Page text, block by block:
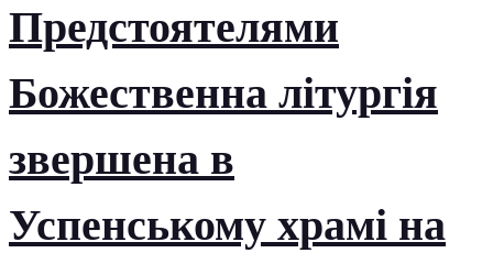
Предстоятелями
Божественна літургія
звершена в
Успенському храмі на